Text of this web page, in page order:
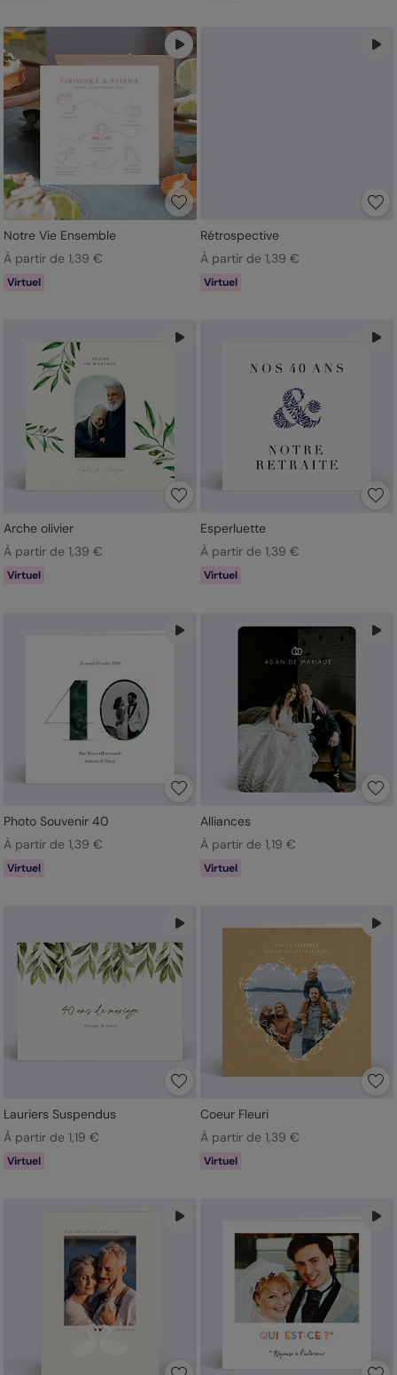
Notre Vie Ensemble
À partir de 1,39 €
Virtuel
Rétrospective
À partir de 1,39 €
Virtuel
Arche olivier
À partir de 1,39 €
Virtuel
Esperluette
À partir de 1,39 €
Virtuel
Photo Souvenir 40
À partir de 1,39 €
Virtuel
Alliances
À partir de 1,19 €
Virtuel
Lauriers Suspendus
À partir de 1,19 €
Virtuel
Coeur Fleuri
À partir de 1,39 €
Virtuel